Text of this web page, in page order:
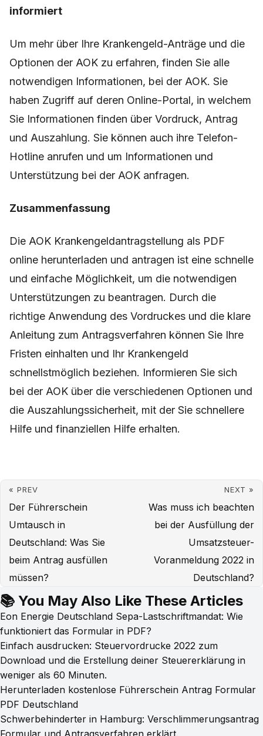
informiert
Um mehr über Ihre Krankengeld-Anträge und die
Optionen der AOK zu erfahren, finden Sie alle
notwendigen Informationen, bei der AOK. Sie
haben Zugriff auf deren Online-Portal, in welchem
Sie Informationen finden über Vordruck, Antrag
und Auszahlung. Sie können auch ihre Telefon-
Hotline anrufen und um Informationen und
Unterstützung bei der AOK anfragen.
Zusammenfassung
Die AOK Krankengeldantragstellung als PDF
online herunterladen und antragen ist eine schnelle
und einfache Möglichkeit, um die notwendigen
Unterstützungen zu beantragen. Durch die
richtige Anwendung des Vordruckes und die klare
Anleitung zum Antragsverfahren können Sie Ihre
Fristen einhalten und Ihr Krankengeld
schnellstmöglich beziehen. Informieren Sie sich
bei der AOK über die verschiedenen Optionen und
die Auszahlungssicherheit, mit der Sie schnellere
Hilfe und finanziellen Hilfe erhalten.
« PREV
Der Führerschein
Umtausch in
Deutschland: Was Sie
beim Antrag ausfüllen
müssen?
NEXT »
Was muss ich beachten
bei der Ausfüllung der
Umsatzsteuer-
Voranmeldung 2022 in
Deutschland?
📚 You May Also Like These Articles
Eon Energie Deutschland Sepa-Lastschriftmandat: Wie
funktioniert das Formular in PDF?
Einfach ausdrucken: Steuervordrucke 2022 zum
Download und die Erstellung deiner Steuererklärung in
weniger als 60 Minuten.
Herunterladen kostenlose Führerschein Antrag Formular
PDF Deutschland
Schwerbehinderter in Hamburg: Verschlimmerungsantrag